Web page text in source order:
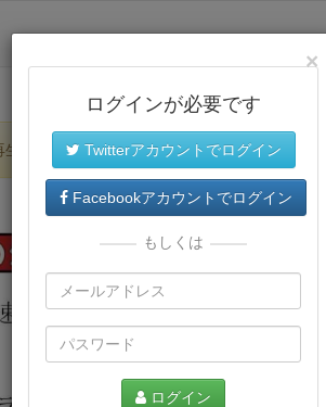
環境が提供されます。
×
ログインが必要です
Twitterアカウントでログイン
Facebookアカウントでログイン
もしくは
ログイン